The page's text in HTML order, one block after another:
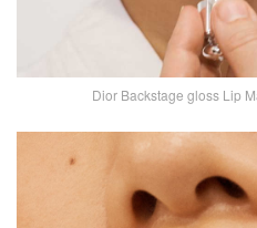
Dior Backstage gloss Lip